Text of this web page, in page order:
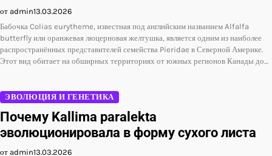
от admin13.03.2026
Бабочка Colias eurytheme, известная под английским названием Alfalfa
butterfly или оранжевая люцерновая желтушка, является одним из наиболее
распространённых представителей семейства Pieridae в Северной Америке.
Этот вид обитает на обширных территориях от южных регионов Канады до…
ЭВОЛЮЦИЯ И ГЕНЕТИКА
Почему Kallima paralekta
эволюционировала в форму сухого листа
от admin13.03.2026